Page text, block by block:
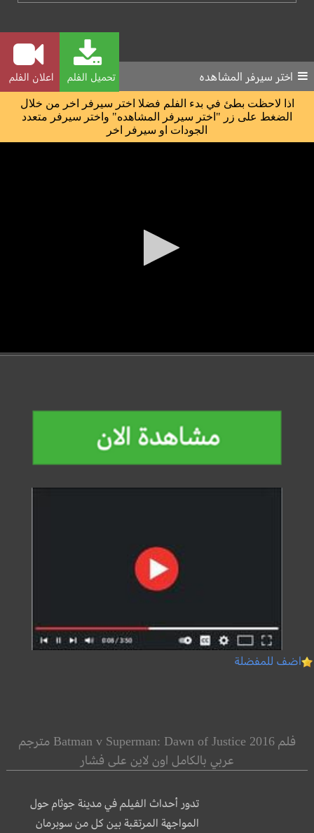
تحميل الفلم اعلان الفلم اختر سيرفر المشاهده
اذا لاحظت بطئ في بدء الفلم فضلا اختر سيرفر اخر من خلال
الضغط على زر "اختر سيرفر المشاهده" واختر سيرفر متعدد
الجودات او سيرفر اخر
اضف للمفضلة
فلم Batman v Superman: Dawn of Justice 2016 مترجم
عربي بالكامل اون لاين على فشار
تدور أحداث الفيلم في مدينة جوثام حول
المواجهة المرتقبة بين كل من سوبرمان